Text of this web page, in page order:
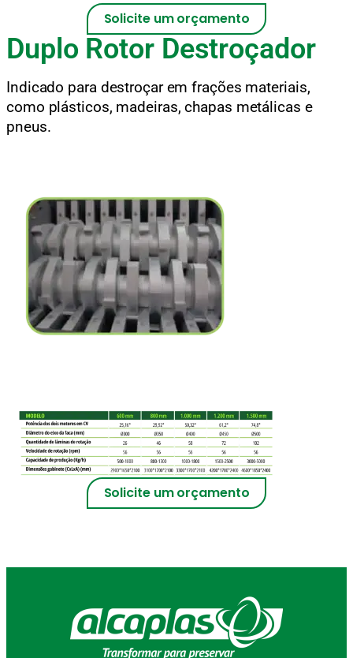
Solicite um orçamento
Duplo Rotor Destroçador
Indicado para destroçar em frações materiais,
como plásticos, madeiras, chapas metálicas e
pneus.
Solicite um orçamento